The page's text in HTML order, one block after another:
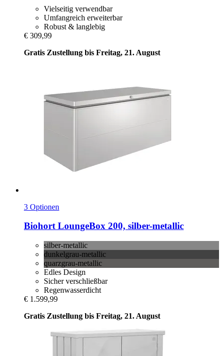
Vielseitig verwendbar
Umfangreich erweiterbar
Robust & langlebig
€ 309,99
Gratis Zustellung bis Freitag, 21. August
3 Optionen
BiohortLoungeBox 200, silber-​metallic
silber-metallic
dunkelgrau-metallic
quarzgrau-metallic
Edles Design
Sicher verschließbar
Regenwasserdicht
€ 1.599,99
Gratis Zustellung bis Freitag, 21. August